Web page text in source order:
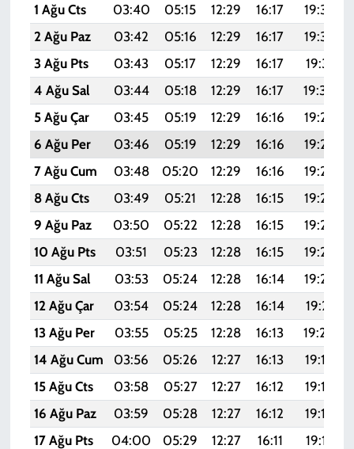
1 Ağu Cts
03:40 05:15 12:29 16:17 19:33
2 Ağu Paz
03:42 05:16 12:29 16:17 19:32
3 Ağu Pts
03:43 05:17 12:29 16:17 19:31
4 Ağu Sal
03:44 05:18 12:29 16:17 19:30
5 Ağu Çar
03:45 05:19 12:29 16:16 19:29
6 Ağu Per
03:46 05:19 12:29 16:16 19:28
7 Ağu Cum
03:48 05:20 12:29 16:16 19:27
8 Ağu Cts
03:49 05:21 12:28 16:15 19:26
9 Ağu Paz
03:50 05:22 12:28 16:15 19:25
10 Ağu Pts
03:51 05:23 12:28 16:15 19:24
11 Ağu Sal
03:53 05:24 12:28 16:14 19:22
12 Ağu Çar
03:54 05:24 12:28 16:14 19:21
13 Ağu Per
03:55 05:25 12:28 16:13 19:20
14 Ağu Cum
03:56 05:26 12:27 16:13 19:19
15 Ağu Cts
03:58 05:27 12:27 16:12 19:18
16 Ağu Paz
03:59 05:28 12:27 16:12 19:16
17 Ağu Pts
04:00 05:29 12:27 16:11 19:15